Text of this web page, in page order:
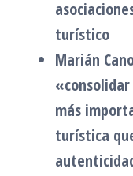
turístico
Marián
más
turística